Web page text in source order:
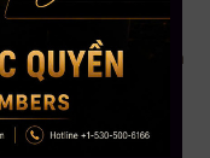
Mỹ sắp mở cửa lại, đến
hình năng lượng
đang trải qua giai
nhưng các tín hiệu